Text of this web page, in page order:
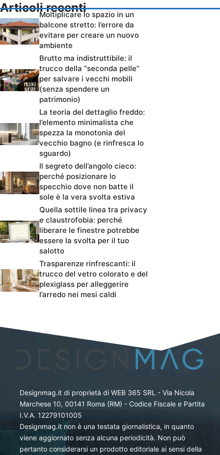
Articoli recenti
Moltiplicare lo spazio in un
balcone stretto: l’errore da
evitare per creare un nuovo
ambiente
Brutto ma indistruttibile: il
trucco della “seconda pelle”
per salvare i vecchi mobili
(senza spendere un
patrimonio)
La teoria del dettaglio freddo:
l’elemento minimalista che
spezza la monotonia del
vecchio bagno (e rinfresca lo
sguardo)
Il segreto dell’angolo cieco:
perché posizionare lo
specchio dove non batte il
sole è la vera svolta estiva
Quella sottile linea tra privacy
e claustrofobia: perché
liberare le finestre potrebbe
essere la svolta per il tuo
salotto
Trasparenze rinfrescanti: il
trucco del vetro colorato e del
plexiglass per alleggerire
l’arredo nei mesi caldi
Designmag.it di proprietà di WEB 365 SRL - Via Nicola
Marchese 10, 00141 Roma (RM) - Codice Fiscale e Partita
I.V.A. 12279101005
Designmag.it non è una testata giornalistica, in quanto
viene aggiornato senza alcuna periodicità. Non può
pertanto considerarsi un prodotto editoriale ai sensi della